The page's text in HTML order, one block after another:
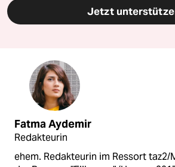
Jetzt
Fatma Aydemir
Redakteurin
ehem. Redakteurin im Ressort taz2/